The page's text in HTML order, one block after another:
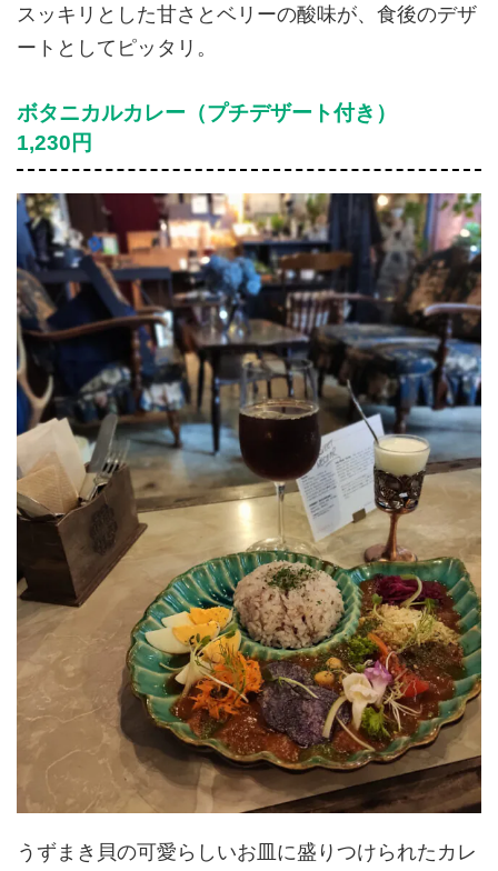
スッキリとした甘さとベリーの酸味が、食後のデザ
ートとしてピッタリ。
ボタニカルカレー（プチデザート付き）
1,230円
うずまき貝の可愛らしいお皿に盛りつけられたカレ